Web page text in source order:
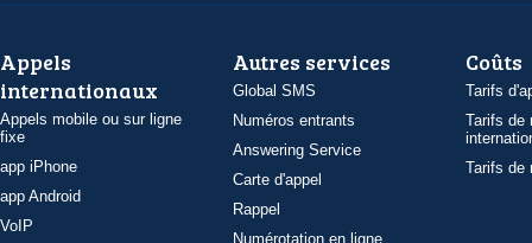
Appels
internationaux
Appels mobile ou sur ligne
fixe
app iPhone
app Android
VoIP
Autres services
Global SMS
Numéros entrants
Answering Service
Carte d'appel
Rappel
Numérotation en ligne
Coûts
Tarifs
Tarifs de
Tarifs de